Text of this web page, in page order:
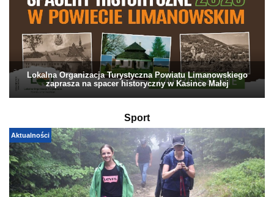
Lokalna Organizacja Turystyczna Powiatu Limanowskiego
zaprasza na spacer historyczny w Kasince Małej
Sport
Aktualności